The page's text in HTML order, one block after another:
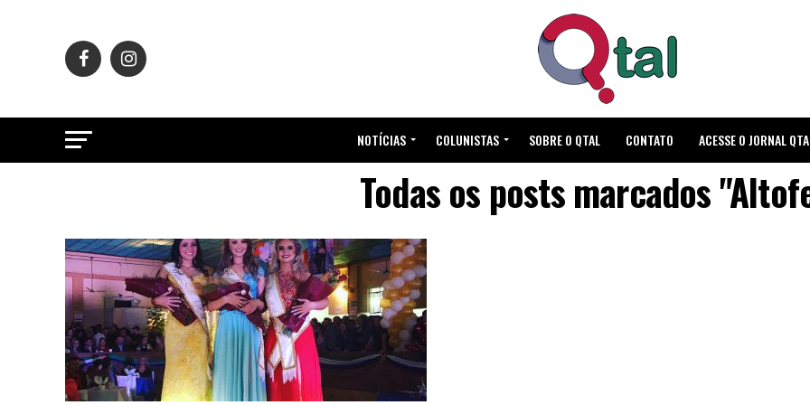
NOTÍCIAS COLUNISTAS SOBRE O QTAL CONTATO ACESSE O JORNAL
Todas os posts marcados